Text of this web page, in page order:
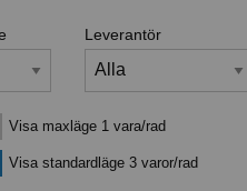
Leverantör
1 vara/rad
Visa maxläge 1 vara/rad
Visa standardläge 3 varor/rad